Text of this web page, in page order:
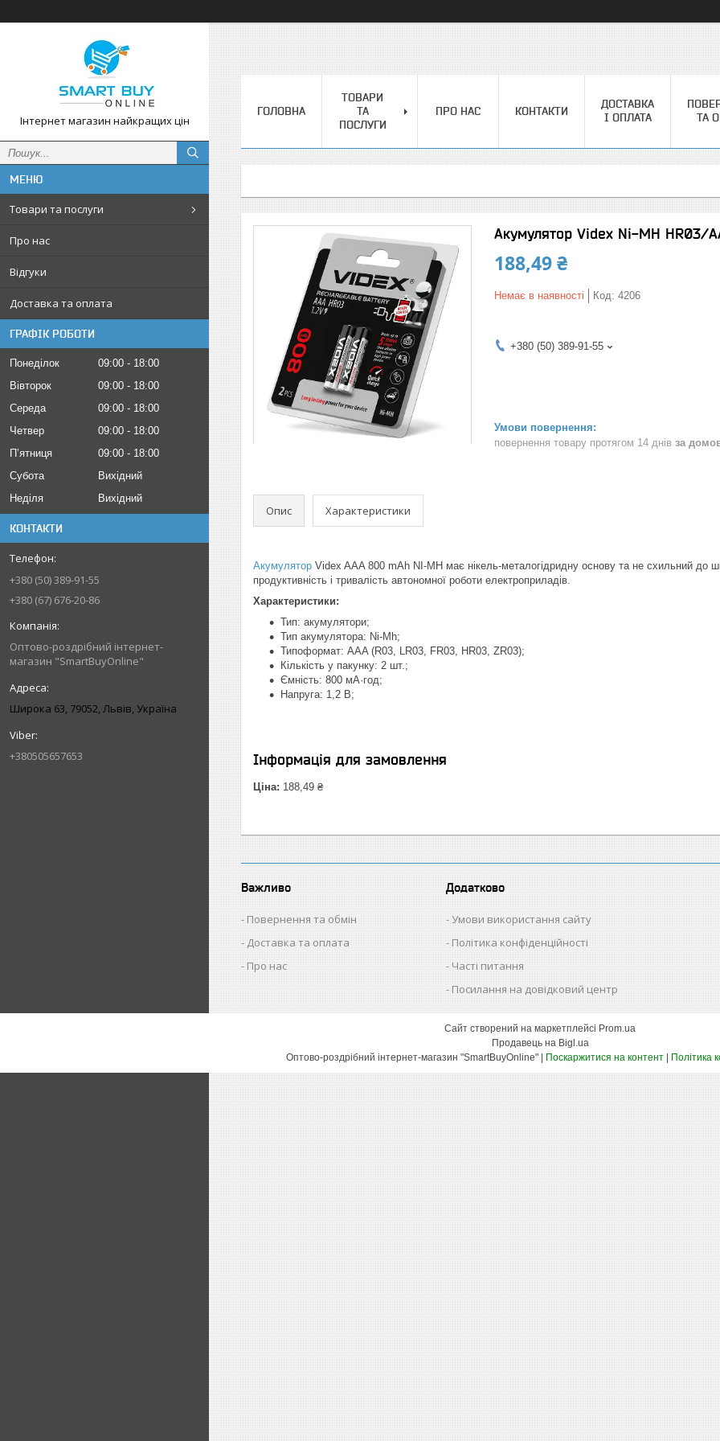
Інтернет магазин найкращих цін
Товари та послуги
Про нас
Відгуки
Доставка та оплата
ГРАФІК РОБОТИ
Понеділок 09:00
18:00
Вівторок
09:00
18:00
Середа
09:00
18:00
Четвер
09:00
18:00
Пʼятниця
09:00
18:00
Субота
Вихідний
Неділя
Вихідний
КОНТАКТИ
+380 (50) 389-91-55
+380 (67) 676-20-86
Оптово-роздрібний інтернет-
магазин "SmartBuyOnline"
Широка 63, 79052, Львів, Україна
+380505657653
ГОЛОВНА
ТОВАРИ
ТА
ПОСЛУГИ
ПРО НАС КОНТАКТИ
ДОСТАВКА
І ОПЛАТА
ТА
Акумулятор Videx Ni-MH HR03/
188,49 ₴
Немає в наявності Код: 4206
+380 (50) 389-91-55
повернення товару протягом 14 днів за
Опис Характеристики
Акумулятор Videx AAA 800 mAh NI-MH має нікель-металогідридну основу та не схильний до
продуктивність і тривалість автономної роботи електроприладів.
Характеристики:
Тип: акумулятори;
Тип акумулятора: Ni-Mh;
Типоформат: ААA (R03, LR03, FR03, HR03, ZR03);
Кількість у пакунку: 2 шт.;
Ємність: 800 мА·год;
Напруга: 1,2 В;
Інформація для замовлення
Ціна: 188,49 ₴
Важливо
Повернення та обмін
Доставка та оплата
Про нас
Додатково
Умови використання сайту
Політика конфіденційності
Часті питання
Посилання на довідковий центр
Сайт створений на маркетплейсі Prom.ua
Продавець на Bigl.ua
Поскаржитися на контент Політика